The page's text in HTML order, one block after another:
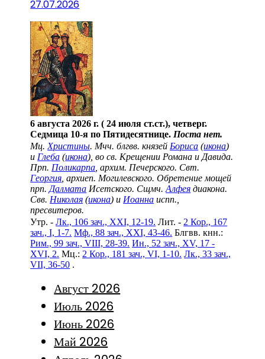
27.07.2026
6 августа 2026 г. ( 24 июля ст.ст.), четверг.
Седмица 10-я по Пятидесятнице. Поста нет.
Мц. Христины. Мчч. блгвв. князей Бориса (икона)
и Глеба (икона), во св. Крещении Романа и Давида.
Прп. Поликарпа , архим. Печерского. Свт.
Георгия , архиеп. Могилевского. Обретение мощей
прп. Далмата Исетского. Сщмч.Алфея диакона.
Свв. Николая (икона) и Иоанна испп.,
пресвитеров.
Утр. -Лк., 106 зач., XXI, 12-19. Лит. - 2 Кор., 167
зач., I, 1-7. Мф., 88 зач., XXI, 43-46. Блгвв. кнн.:
Рим., 99 зач., VIII, 28-39. Ин., 52 зач., XV, 17 -
XVI, 2. Мц.: 2 Кор., 181 зач., VI, 1-10. Лк., 33 зач.,
VII, 36-50 .
Август 2026
Июль 2026
Июнь 2026
Май 2026